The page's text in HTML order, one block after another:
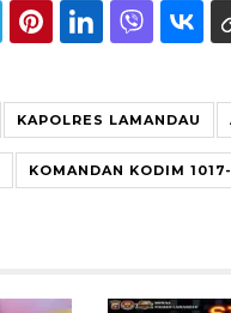
KAPOLRES LAMANDAU
KOMANDAN KODIM